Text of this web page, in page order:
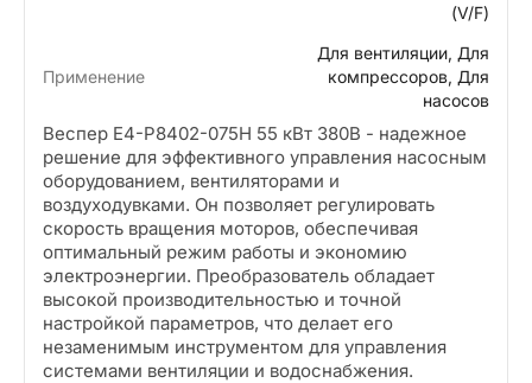
(V/F)
Применение
Для вентиляции, Для
компрессоров, Для
насосов
Веспер Е4-P8402-075H 55 кВт 380В - надежное
решение для эффективного управления насосным
оборудованием, вентиляторами и
воздуходувками. Он позволяет регулировать
скорость вращения моторов, обеспечивая
оптимальный режим работы и экономию
электроэнергии. Преобразователь обладает
высокой производительностью и точной
настройкой параметров, что делает его
незаменимым инструментом для управления
системами вентиляции и водоснабжения.